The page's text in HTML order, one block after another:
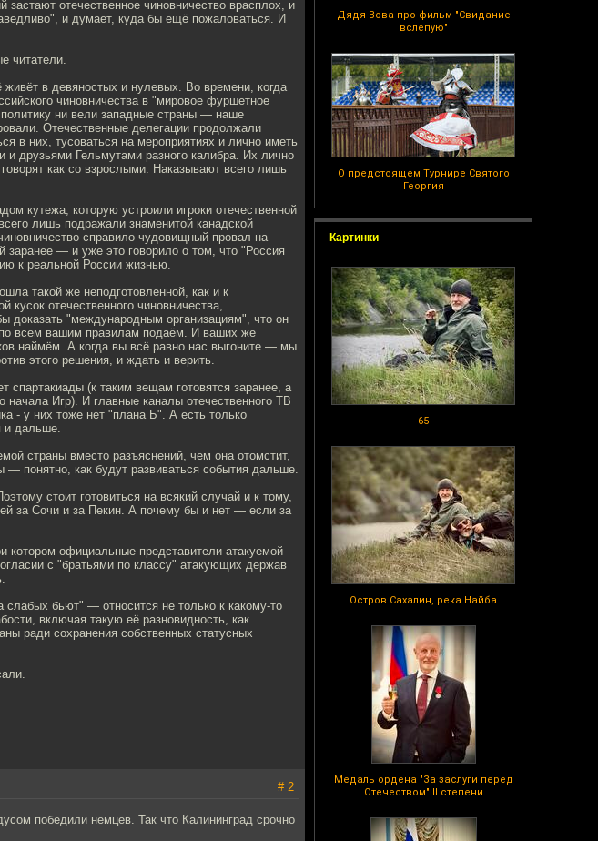
Дядя Вова про фильм "Свидание
вслепую"
О предстоящем Турнире Святого
Георгия
Картинки
65
Остров Сахалин, река Найба
Медаль ордена "За заслуги перед
Отечеством" II степени
отечественное чиновничество врасплох, и
и думает, куда бы ещё пожаловаться. И
читатели.
в девяностых и нулевых. Во времени, когда
чиновничества в "мировое фуршетное
ни вели западные страны — наше
Отечественные делегации продолжали
в них, тусоваться на мероприятиях и лично иметь
друзьями Гельмутами разного калибра. Их лично
как со взрослыми. Наказывают всего лишь
кутежа, которую устроили игроки отечественной
лишь подражали знаменитой канадской
справило чудовищный провал на
заранее — и уже это говорило о том, что "Россия
к реальной России жизнью.
такой же неподготовленной, как и к
отечественного чиновничества,
доказать "международным организациям", что он
всем вашим правилам подаём. И ваших же
наймём. А когда вы всё равно нас выгоните — мы
этого решения, и ждать и верить.
(к таким вещам готовятся заранее, а
начала Игр). И главные каналы отечественного ТВ
- у них тоже нет "плана Б". А есть только
и дальше.
страны вместо разъяснений, чем она отомстит,
понятно, как будут развиваться события дальше.
стоит готовиться на всякий случай и к тому,
за Сочи и за Пекин. А почему бы и нет — если за
котором официальные представители атакуемой
с "братьями по классу" атакующих держав
бьют" — относится не только к какому-то
включая такую её разновидность, как
ради сохранения собственных статусных
# 2
победили немцев. Так что Калининград срочно